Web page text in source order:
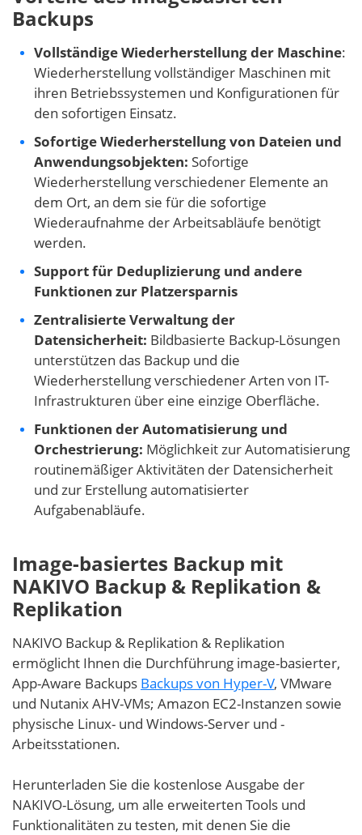
Backups
Vollständige Wiederherstellung der Maschine:
Wiederherstellung vollständiger Maschinen mit
ihren Betriebssystemen und Konfigurationen für
den sofortigen Einsatz.
Sofortige Wiederherstellung von Dateien und
Anwendungsobjekten: Sofortige
Wiederherstellung verschiedener Elemente an
dem Ort, an dem sie für die sofortige
Wiederaufnahme der Arbeitsabläufe benötigt
werden.
Support für Deduplizierung und andere
Funktionen zur Platzersparnis
Zentralisierte Verwaltung der
Datensicherheit: Bildbasierte Backup-Lösungen
unterstützen das Backup und die
Wiederherstellung verschiedener Arten von IT-
Infrastrukturen über eine einzige Oberfläche.
Funktionen der Automatisierung und
Orchestrierung: Möglichkeit zur Automatisierung
routinemäßiger Aktivitäten der Datensicherheit
und zur Erstellung automatisierter
Aufgabenabläufe.
Image-basiertes Backup mit
NAKIVO Backup & Replikation &
Replikation
NAKIVO Backup & Replikation & Replikation
ermöglicht Ihnen die Durchführung image-basierter,
App-Aware Backups Backups von Hyper-V, VMware
und Nutanix AHV-VMs; Amazon EC2-Instanzen sowie
physische Linux- und Windows-Server und -
Arbeitsstationen.
Herunterladen Sie die kostenlose Ausgabe der
NAKIVO-Lösung, um alle erweiterten Tools und
Funktionalitäten zu testen, mit denen Sie die